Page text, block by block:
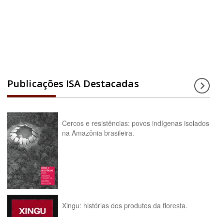
Publicações ISA Destacadas
Cercos e resistências: povos indígenas isolados
na Amazônia brasileira.
Xingu: histórias dos produtos da floresta.